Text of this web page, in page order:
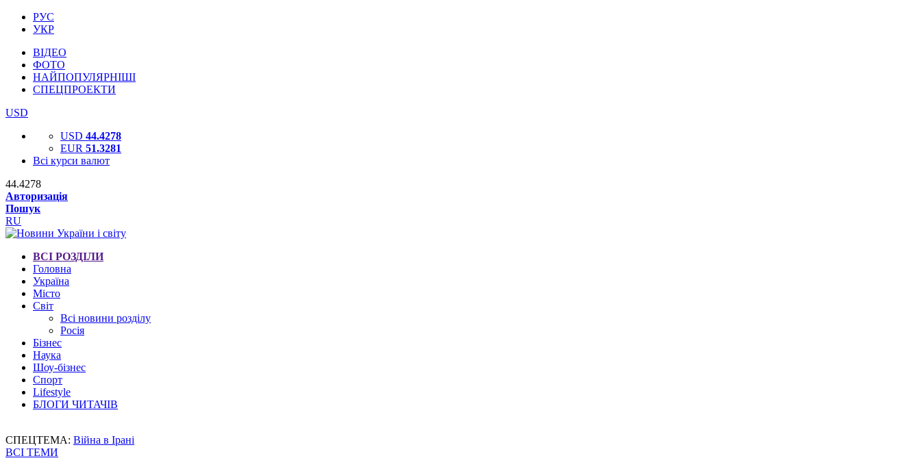
РУС
УКР
ВІДЕО
ФОТО
НАЙПОПУЛЯРНІШІ
СПЕЦПРОЕКТИ
USD
USD 44.4278
EUR 51.3281
Всі курси валют
44.4278
Авторизація
Пошук
RU
ВСІ РОЗДІЛИ
Головна
Україна
Місто
Світ
Всі новини розділу
Росія
Бізнес
Наука
Шоу-бізнес
Спорт
Lifestyle
БЛОГИ ЧИТАЧІВ
СПЕЦТЕМА: Війна в Ірані
ВСІ ТЕМИ